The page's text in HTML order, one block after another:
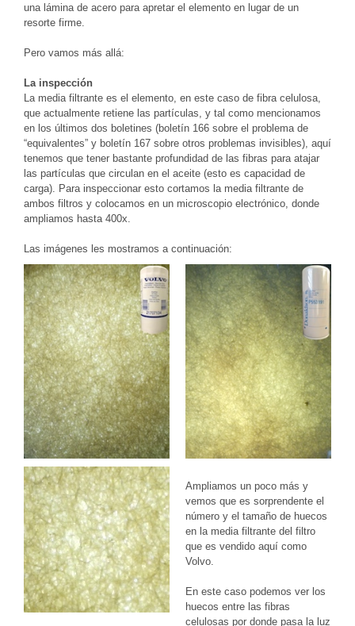
una lámina de acero para apretar el elemento en lugar de un
resorte firme.
Pero vamos más allá:
La inspección
La media filtrante es el elemento, en este caso de fibra celulosa,
que actualmente retiene las partículas, y tal como mencionamos
en los últimos dos boletines (boletín 166 sobre el problema de
“equivalentes” y boletín 167 sobre otros problemas invisibles), aquí
tenemos que tener bastante profundidad de las fibras para atajar
las partículas que circulan en el aceite (esto es capacidad de
carga). Para inspeccionar esto cortamos la media filtrante de
ambos filtros y colocamos en un microscopio electrónico, donde
ampliamos hasta 400x.
Las imágenes les mostramos a continuación:
Ampliamos un poco más y
vemos que es sorprendente el
número y el tamaño de huecos
en la media filtrante del filtro
que es vendido aquí como
Volvo.
En este caso podemos ver los
huecos entre las fibras
celulosas por donde pasa la luz